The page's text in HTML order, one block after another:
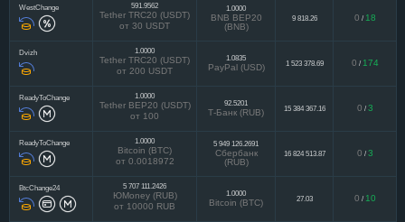
WestChange 591.9562
Tether TRC20 (USDT)
от 30 USDT
1.0000
BNB BEP20
(BNB)
9 818.26 0 / 18
Dvizh 1.0000
Tether TRC20 (USDT)
от 200 USDT
1.0835
PayPal (USD) 1 523 378.69 0 / 174
ReadyToChange 1.0000
Tether BEP20 (USDT)
от 100
92.5201
Т-Банк (RUB) 15 384 367.16 0 / 3
ReadyToChange 1.0000
Bitcoin (BTC)
от 0.0018972
5 949 126.2691
Сбербанк
(RUB)
16 824 513.87 0 / 3
BtcChange24 5 707 111.2426
ЮMoney (RUB)
от 10000 RUB
1.0000
Bitcoin (BTC) 27.03 0 / 10